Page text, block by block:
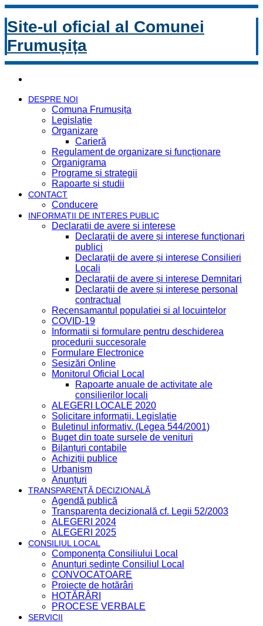
Site-ul oficial al Comunei
Frumușița
DESPRE NOI
Comuna Frumușița
Legislație
Organizare
Carieră
Regulament de organizare și funcționare
Organigrama
Programe și strategii
Rapoarte și studii
CONTACT
Conducere
INFORMAȚII DE INTERES PUBLIC
Declaratii de avere si interese
Declarații de avere și interese funcționari
publici
Declarații de avere și interese Consilieri
Locali
Declarații de avere și interese Demnitari
Declarații de avere și interese personal
contractual
Recensamantul populatiei si al locuintelor
COVID-19
Informatii si formulare pentru deschiderea
procedurii succesorale
Formulare Electronice
Sesizări Online
Monitorul Oficial Local
Rapoarte anuale de activitate ale
consilierilor locali
ALEGERI LOCALE 2020
Solicitare informații. Legislație
Buletinul informativ. (Legea 544/2001)
Buget din toate sursele de venituri
Bilanțuri contabile
Achiziții publice
Urbanism
Anunțuri
TRANSPARENȚĂ DECIZIONALĂ
Agendă publică
Transparența decizională cf. Legii 52/2003
ALEGERI 2024
ALEGERI 2025
CONSILIUL LOCAL
Componența Consiliului Local
Anunțuri ședințe Consiliul Local
CONVOCATOARE
Proiecte de hotărâri
HOTĂRÂRI
PROCESE VERBALE
SERVICII